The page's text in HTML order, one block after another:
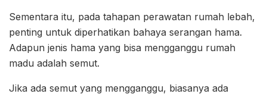
Sementara itu, pada tahapan perawatan rumah lebah,
penting untuk diperhatikan bahaya serangan hama.
Adapun jenis hama yang bisa mengganggu rumah
madu adalah semut.
Jika ada semut yang mengganggu, biasanya ada